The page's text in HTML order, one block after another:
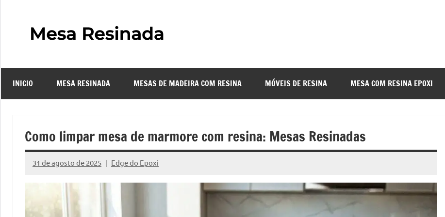
Resinada
–
Como
Fazer
uma
Mesa
resinadas,
a
elegância
INICIO MESA RESINADA MESAS DE MADEIRA COM RESINA MÓVEIS DE RESINA MESA COM RESINA EPOXI
Como limpar mesa de marmore com resina: Mesas Resinadas
31 de agosto de 2025 Edge do Epoxi
Nenhum
Comentário